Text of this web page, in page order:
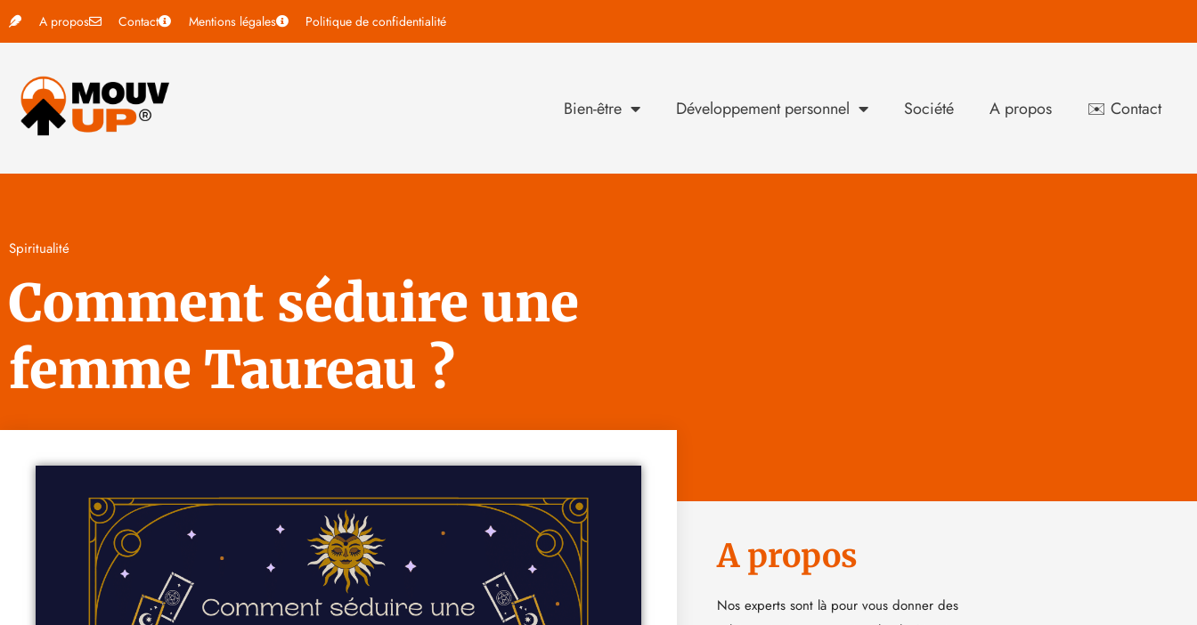
A propos Contact Mentions légales Politique de confidentialité
Bien-être Développement personnel Société A propos ✉️ Contact
Spiritualité
Comment séduire une
femme Taureau ?
A propos
Nos experts sont là pour vous donner des